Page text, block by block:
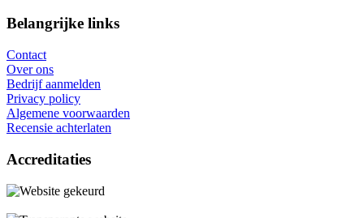
Belangrijke links
Contact
Over ons
Bedrijf aanmelden
Privacy policy
Algemene voorwaarden
Recensie achterlaten
Accreditaties